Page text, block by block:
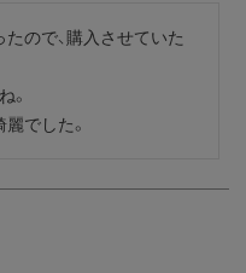
ので、購入させていた
。
でした。